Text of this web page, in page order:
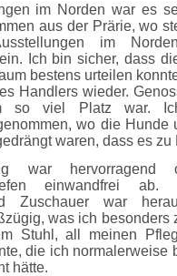
im Norden war es
aus der Prärie, wo
im
Ich bin sicher, dass
bestens urteilen
Handlers wieder.
so viel Platz war.
wo die Hunde
waren, dass es zu
war hervorragend
einwandfrei
Zuschauer war
was ich besonders
Stuhl, all meinen
die ich normalerweise
hätte.